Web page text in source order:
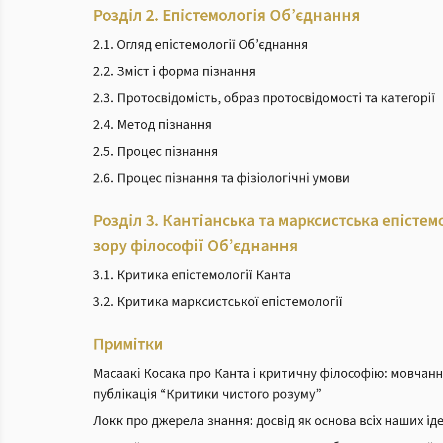
Розділ 2. Епістемологія Об’єднання
2.1. Огляд епістемології Об’єднання
2.2. Зміст і форма пізнання
2.3. Протосвідомість, образ протосвідомості та категорії
2.4. Метод пізнання
2.5. Процес пізнання
2.6. Процес пізнання та фізіологічні умови
Розділ 3. Кантіанська та марксистська
зору філософії Об’єднання
3.1. Критика епістемології Канта
3.2. Критика марксистської епістемології
Примітки
Масаакі Косака про Канта і критичну філософію:
публікація “Критики чистого розуму”
Локк про джерела знання: досвід як основа всіх наших